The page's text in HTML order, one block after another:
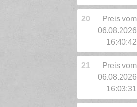
20
Preis vom
06.08.2026
16:40:42
21
Preis vom
06.08.2026
16:03:31